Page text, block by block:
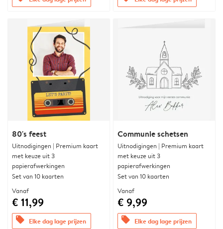
80's feest
Uitnodigingen | Premium kaart
met keuze uit 3
papierafwerkingen
Set van 10 kaarten
Vanaf
€ 11,99
offers Elke dag lage prijzen
Communie schetsen
Uitnodigingen | Premium kaart
met keuze uit 3
papierafwerkingen
Set van 10 kaarten
Vanaf
€ 9,99
offers Elke dag lage prijzen